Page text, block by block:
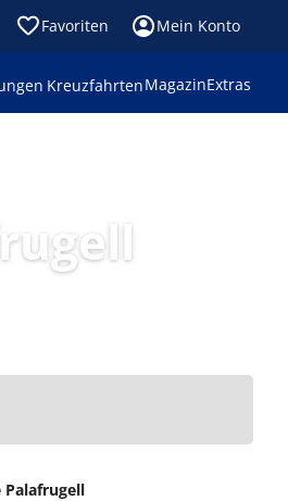
Favoriten Mein Konto
KreuzfahrtenMagazinExtras
Palafrugell